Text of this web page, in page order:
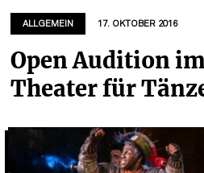
springenALLGEMEIN 17. OKTOBER 2016
Open Audition
Theater für